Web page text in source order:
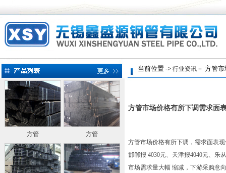
方管 方管
当前位置 -> 行业资讯 － 方管
方管市场价格有所下调需求面
方管市场价格有所下调，需求面表
邯郸报 4030元、天津报4040元、乐
市场需求量大幅 缩减，下游采购意